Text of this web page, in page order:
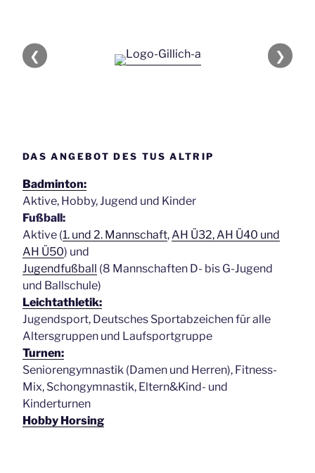
❮ ❯
DAS ANGEBOT DES TUS ALTRIP
Badminton:
Aktive, Hobby, Jugend und Kinder
Fußball:
Aktive (1. und 2. Mannschaft,AH Ü32, AH Ü40 und
AH Ü50) und
Jugendfußball (8 Mannschaften D- bis G-Jugend
und Ballschule)
Leichtathletik:
Jugendsport, Deutsches Sportabzeichen für alle
Altersgruppen und Laufsportgruppe
Turnen:
Seniorengymnastik (Damen und Herren), Fitness-
Mix, Schongymnastik, Eltern&Kind- und
Kinderturnen
Hobby Horsing